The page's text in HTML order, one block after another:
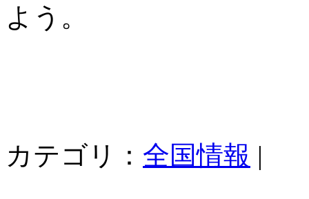
よう。
カテゴリ： 全国情報 |